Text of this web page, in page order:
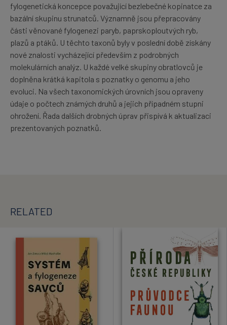
fylogenetická koncepce považující bezlebečné kopinatce za
bazální skupinu strunatců. Významně jsou přepracovány
části věnované fylogenezi paryb, paprskoploutvých ryb,
plazů a ptáků. U těchto taxonů byly v poslední době získány
nové znalosti vycházející především z podrobných
molekulárních analýz. U každé velké skupiny obratlovců je
doplněna krátká kapitola s poznatky o genomu a jeho
evoluci. Na všech taxonomických úrovních jsou opraveny
údaje o počtech známých druhů a jejich případném stupni
ohrožení. Řada dalších drobných úprav přispívá k aktualizaci
prezentovaných poznatků.
RELATED